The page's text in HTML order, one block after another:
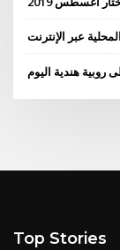
عبر الإنترنت
روبية هندية اليوم
Top Stories